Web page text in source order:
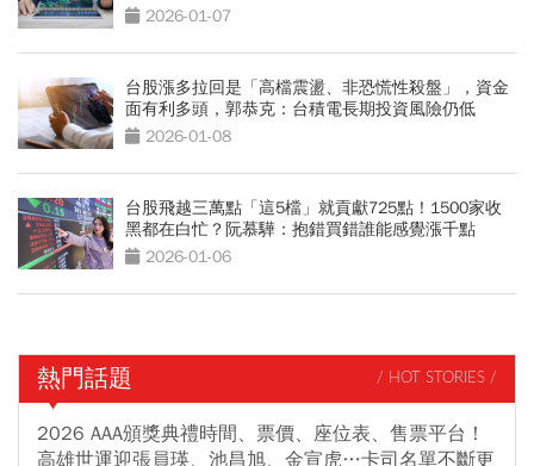
2026-01-07
台股漲多拉回是「高檔震盪、非恐慌性殺盤」，資金
面有利多頭，郭恭克：台積電長期投資風險仍低
2026-01-08
台股飛越三萬點「這5檔」就貢獻725點！1500家收
黑都在白忙？阮慕驊：抱錯買錯誰能感覺漲千點
2026-01-06
熱門話題 / HOT STORIES /
2026 AAA頒獎典禮時間、票價、座位表、售票平台！
高雄世運迎張員瑛、池昌旭、金宣虎…卡司名單不斷更